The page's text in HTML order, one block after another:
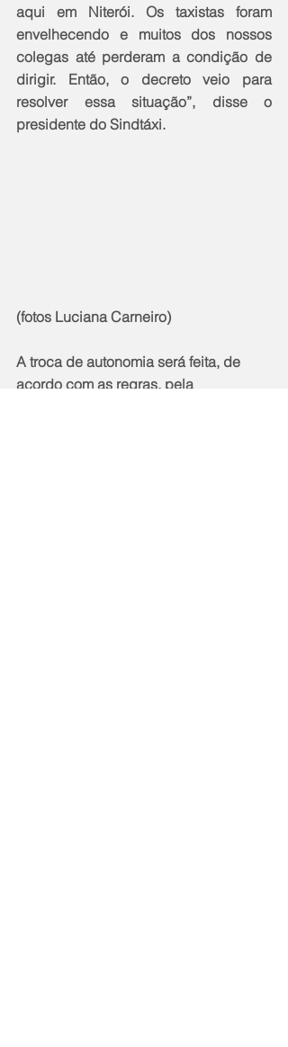
aqui em Niterói. Os taxistas foram
envelhecendo e muitos dos nossos
colegas até perderam a condição de
dirigir. Então, o decreto veio para
resolver essa situação”, disse o
presidente do Sindtáxi.
(fotos Luciana Carneiro)
A troca de autonomia será feita, de
acordo com as regras, pela